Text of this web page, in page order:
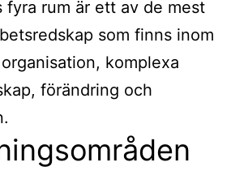
fyra rum är ett av de mest
som finns inom
komplexa
förändring och